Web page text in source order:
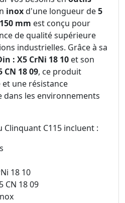
inoxd'une longueur de5
150 mm est conçu pour
de qualité supérieure
industrielles. Grâce à sa
: X5 CrNi 18 10 et son
CN 18 09, ce produit
une résistance
dans les environnements
Clinquant C115 incluent :
18 10
CN 18 09